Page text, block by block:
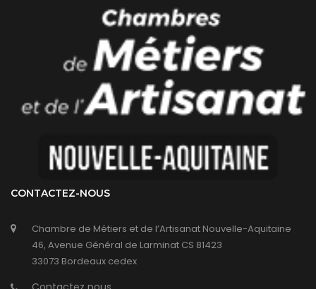
CONTACTEZ-NOUS
Chambre de Métiers et de l’Artisanat Nouvelle-Aquitaine
46, Avenue Général de Larminat CS 81423
33073 Bordeaux cedex